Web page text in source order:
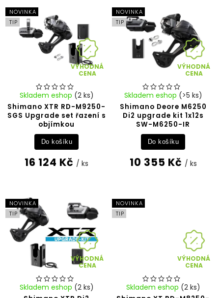
NOVINKA
TIP
VÝHODNÁ
CENA
Shimano XTR RD-M9250-
SGS Upgrade set řazení s
objímkou
Skladem eshop (2 ks)
16 124 Kč / ks
Do košíku
NOVINKA
TIP
VÝHODNÁ
CENA
Shimano Deore M6250
Di2 upgrade kit 1x12s
SW-M6250-IR
Skladem eshop (>5 ks)
10 355 Kč / ks
Do košíku
NOVINKA
TIP
VÝHODNÁ
CENA
Skladem eshop (2 ks)
NOVINKA
TIP
VÝHODNÁ
CENA
Skladem eshop (2 ks)